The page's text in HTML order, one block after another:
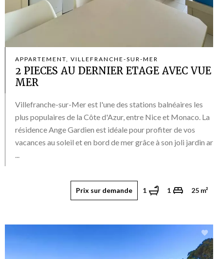
APPARTEMENT, VILLEFRANCHE-SUR-MER
2 PIECES AU DERNIER ETAGE AVEC VUE
MER
Villefranche-sur-Mer est l'une des stations balnéaires les
plus populaires de la Côte d'Azur, entre Nice et Monaco. La
résidence Ange Gardien est idéale pour profiter de vos
vacances au soleil et en bord de mer grâce à son joli jardin ar
...
25 m²
1
1
Prix sur demande